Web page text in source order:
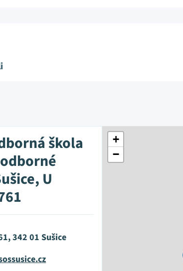
škola
U
342 01 Sušice
+
−